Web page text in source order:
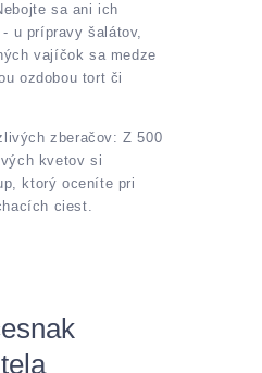
sa ani ich
u prípravy šalátov,
vajíčok sa medze
ozdobou tort či
zberačov: Z 500
kvetov si
ktorý oceníte pri
ciest.